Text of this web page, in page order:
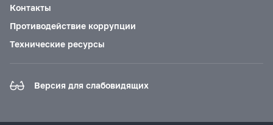
Контакты
Противодействие коррупции
Технические ресурсы
Версия для слабовидящих